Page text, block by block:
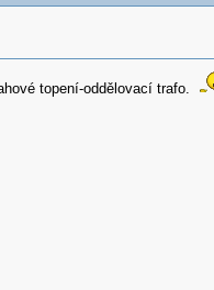
topení-oddělovací trafo.